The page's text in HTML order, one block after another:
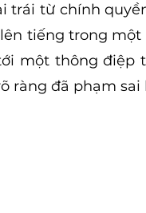
trái từ chính
tiếng trong một
một thông điệp
ràng đã phạm sai